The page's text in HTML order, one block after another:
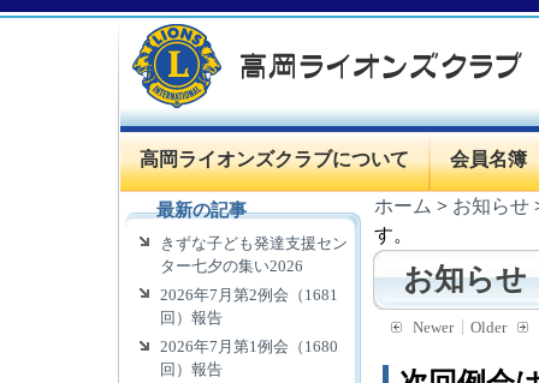
高岡ライオンズクラブについて 会員名簿
ホーム > お知らせ
す。
お知らせ
Newer Older
最新の記事
きずな子ども発達支援セン
ター七夕の集い2026
2026年7月第2例会（1681
回）報告
2026年7月第1例会（1680
回）報告